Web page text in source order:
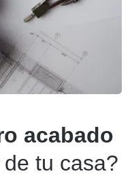
acabado
tu casa?